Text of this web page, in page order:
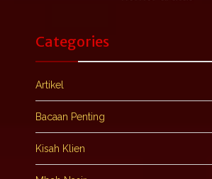
Categories
Artikel
Bacaan Penting
Kisah Klien